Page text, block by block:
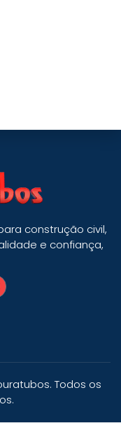
construção civil,
e confiança,
Todos os